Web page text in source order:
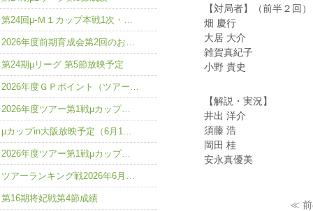
【対局者】（前半２回）
畑 慶行
大居 大介
雑賀真紀子
小野 貴史
【解説・実況】
井出 洋介
須藤 浩
岡田 桂
安永真優美
≪ 前
第24回μ-Ｍ１カップ本戦1次・…
2026年度前期育成会第2回のお…
第24期μリーグ 第5節放映予定
2026年度ＧＰポイント（ツアー…
2026年度ツアー第1戦μカップ…
μカップin大阪放映予定（6月1…
2026年度ツアー第1戦μカップ…
ツアーランキング戦2026年6月…
第16期将妃戦第4節成績